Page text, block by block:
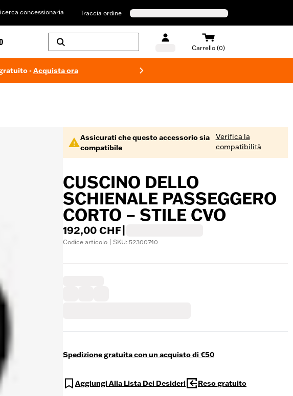
concessionaria Traccia ordine
Carrello (0)
-Acquista ora
Assicurati che questo accessorio sia
compatibile
Verifica la
compatibilità
CUSCINO DELLO
SCHIENALE PASSEGGERO
CORTO – STILE CVO
192,00 CHF
Codice articolo | SKU: 52300740
Spedizione gratuita con un acquisto di €50
Aggiungi Alla Lista Dei Desideri Reso gratuito